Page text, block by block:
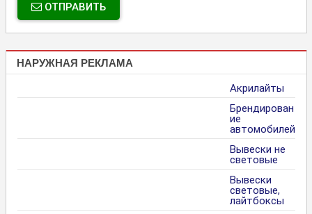
ОТПРАВИТЬ
НАРУЖНАЯ РЕКЛАМА
Акрилайты
Брендирован
ие
автомобилей
Вывески не
световые
Вывески
световые,
лайтбоксы